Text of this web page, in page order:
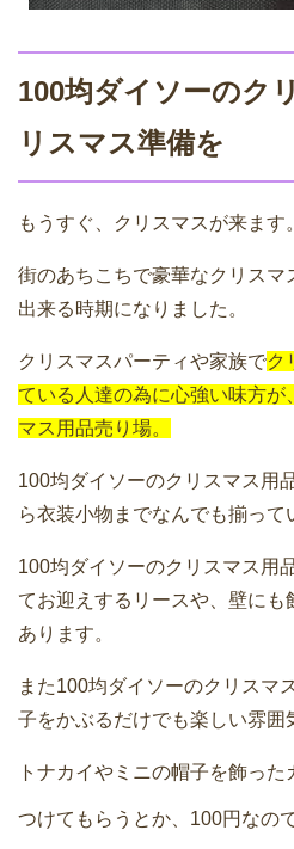
100均ダイソーのク
リスマス準備を
もうすぐ、クリスマスが来ます。
街のあちこちで豪華なクリス
出来る時期になりました。
クリスマスパーティや家族でク
ている人達の為に心強い味方が
マス用品売り場。
100均ダイソーのクリスマス用
ら衣装小物までなんでも揃って
100均ダイソーのクリスマス用
てお迎えするリースや、壁にも
あります。
また100均ダイソーのクリスマ
子をかぶるだけでも楽しい雰囲
トナカイやミニの帽子を飾っ
つけてもらうとか、100円なの